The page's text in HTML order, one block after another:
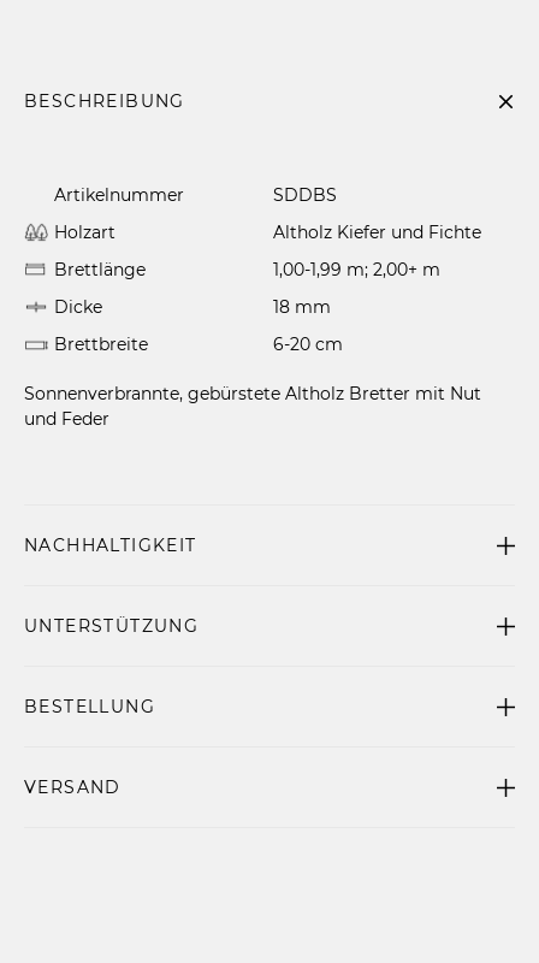
BESCHREIBUNG
Artikelnummer
SDDBS
Holzart
Altholz Kiefer und Fichte
Brettlänge
1,00-1,99 m; 2,00+ m
Dicke
18 mm
Brettbreite
6-20 cm
Sonnenverbrannte, gebürstete Altholz Bretter mit Nut
und Feder
NACHHALTIGKEIT
UNTERSTÜTZUNG
BESTELLUNG
VERSAND